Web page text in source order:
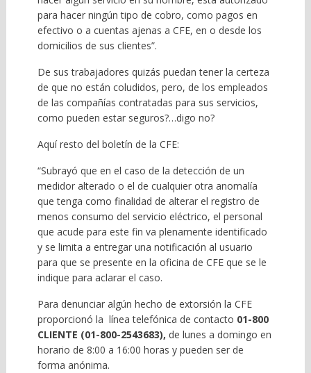
para hacer ningún tipo de cobro, como pagos en
efectivo o a cuentas ajenas a CFE, en o desde los
domicilios de sus clientes”.
De sus trabajadores quizás puedan tener la certeza
de que no están coludidos, pero, de los empleados
de las compañías contratadas para sus servicios,
como pueden estar seguros?…digo no?
Aquí resto del boletín de la CFE:
“Subrayó que en el caso de la detección de un
medidor alterado o el de cualquier otra anomalía
que tenga como finalidad de alterar el registro de
menos consumo del servicio eléctrico, el personal
que acude para este fin va plenamente identificado
y se limita a entregar una notificación al usuario
para que se presente en la oficina de CFE que se le
indique para aclarar el caso.
Para denunciar algún hecho de extorsión la CFE
proporcionó la línea telefónica de contacto 01-800
CLIENTE (01-800-2543683), de lunes a domingo en
horario de 8:00 a 16:00 horas y pueden ser de
forma anónima.